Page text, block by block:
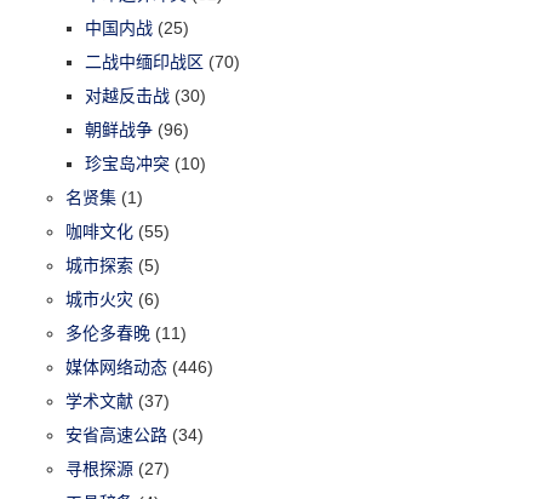
中国内战 (25)
二战中缅印战区 (70)
对越反击战 (30)
朝鲜战争 (96)
珍宝岛冲突 (10)
名贤集 (1)
咖啡文化 (55)
城市探索 (5)
城市火灾 (6)
多伦多春晚 (11)
媒体网络动态 (446)
学术文献 (37)
安省高速公路 (34)
寻根探源 (27)